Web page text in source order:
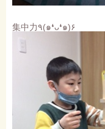
集中力٩(๑❛ᴗ❛๑)۶